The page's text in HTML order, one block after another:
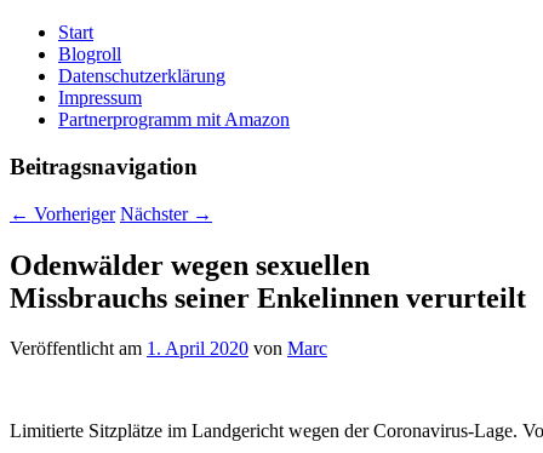
Start
Blogroll
Datenschutzerklärung
Impressum
Partnerprogramm mit Amazon
Beitragsnavigation
← Vorheriger Nächster →
Odenwälder wegen sexuellen
Missbrauchs seiner Enkelinnen verurteilt
Veröffentlicht am 1. April 2020 von Marc
Limitierte Sitzplätze im Landgericht wegen der Coronavirus-Lage.